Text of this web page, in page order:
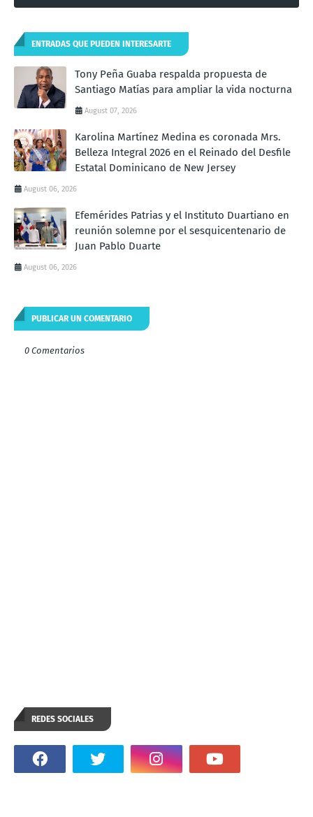
ENTRADAS QUE PUEDEN INTERESARTE
Tony Peña Guaba respalda propuesta de
Santiago Matías para ampliar la vida nocturna
August 07, 2026
Karolina Martínez Medina es coronada Mrs.
Belleza Integral 2026 en el Reinado del Desfile
Estatal Dominicano de New Jersey
August 06, 2026
Efemérides Patrias y el Instituto Duartiano en
reunión solemne por el sesquicentenario de
Juan Pablo Duarte
August 06, 2026
PUBLICAR UN COMENTARIO
0 Comentarios
REDES SOCIALES